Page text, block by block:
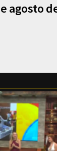
agosto